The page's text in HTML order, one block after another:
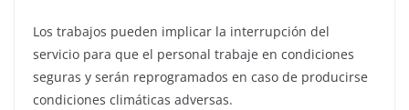
Los trabajos pueden implicar la interrupción del
servicio para que el personal trabaje en condiciones
seguras y serán reprogramados en caso de producirse
condiciones climáticas adversas.